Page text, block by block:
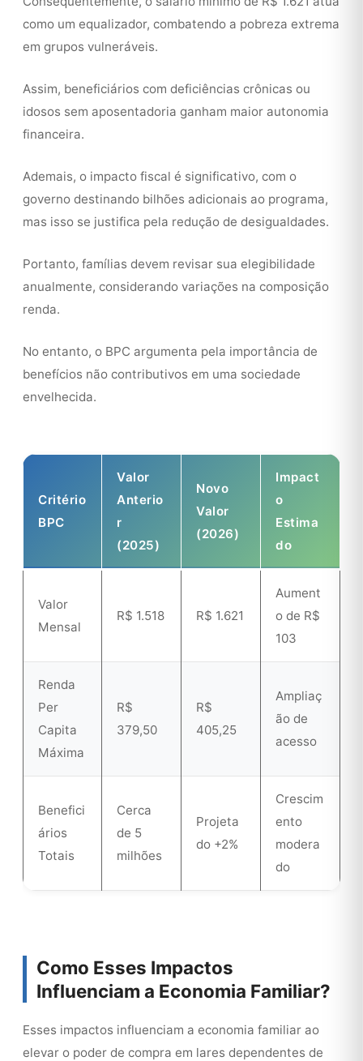
como um equalizador, combatendo a pobreza extrema
em grupos vulneráveis.
Assim, beneficiários com deficiências crônicas ou
idosos sem aposentadoria ganham maior autonomia
financeira.
Ademais, o impacto fiscal é significativo, com o
governo destinando bilhões adicionais ao programa,
mas isso se justifica pela redução de desigualdades.
Portanto, famílias devem revisar sua elegibilidade
anualmente, considerando variações na composição
renda.
No entanto, o BPC argumenta pela importância de
benefícios não contributivos em uma sociedade
envelhecida.
Critério
BPC
Valor
Anterio
r
(2025)
Novo
Valor
(2026)
Impact
o
Estima
do
Valor
Mensal
R$ 1.518 R$ 1.621
Aument
o de R$
103
Renda
Per
Capita
Máxima
R$
379,50
R$
405,25
Ampliaç
ão de
acesso
Benefici
ários
Totais
Cerca
de 5
milhões
Projeta
do +2%
Crescim
ento
modera
do
Como Esses Impactos
Influenciam a Economia Familiar?
Esses impactos influenciam a economia familiar ao
elevar o poder de compra em lares dependentes de